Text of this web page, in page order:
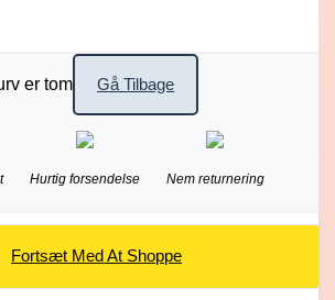
er tom Gå Tilbage
Hurtig forsendelse Nem returnering
Fortsæt Med At Shoppe